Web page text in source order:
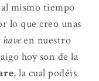
mismo tiempo
lo que creo unas
en nuestro
hoy son de la
, la cual podéis